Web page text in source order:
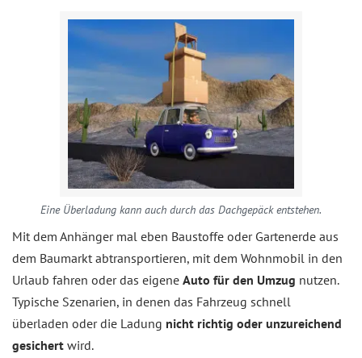
Eine Überladung kann auch durch das Dachgepäck entstehen.
Mit dem Anhänger mal eben Baustoffe oder Gartenerde aus
dem Baumarkt abtransportieren, mit dem Wohnmobil in den
Urlaub fahren oder das eigene Auto für den Umzug nutzen.
Typische Szenarien, in denen das Fahrzeug schnell
überladen oder die Ladung nicht richtig oder unzureichend
gesichert wird.